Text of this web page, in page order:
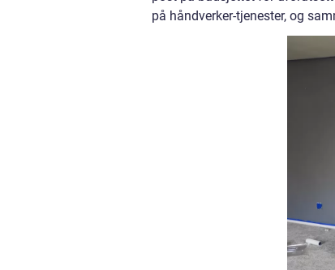
på håndverker-tjenester, og